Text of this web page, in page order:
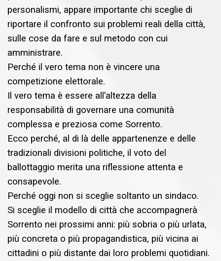
personalismi, appare importante chi sceglie di
riportare il confronto sui problemi reali della città,
sulle cose da fare e sul metodo con cui
amministrare.
Perché il vero tema non è vincere una
competizione elettorale.
Il vero tema è essere all’altezza della
responsabilità di governare una comunità
complessa e preziosa come Sorrento.
Ecco perché, al di là delle appartenenze e delle
tradizionali divisioni politiche, il voto del
ballottaggio merita una riflessione attenta e
consapevole.
Perché oggi non si sceglie soltanto un sindaco.
Si sceglie il modello di città che accompagnerà
Sorrento nei prossimi anni: più sobria o più urlata,
più concreta o più propagandistica, più vicina ai
cittadini o più distante dai loro problemi quotidiani.